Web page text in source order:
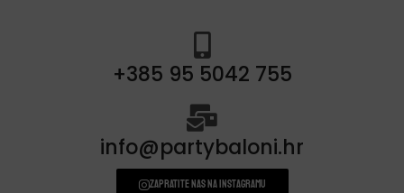
+385 95 5042 755
info@partybaloni.hr
Zapratite nas na instagramu